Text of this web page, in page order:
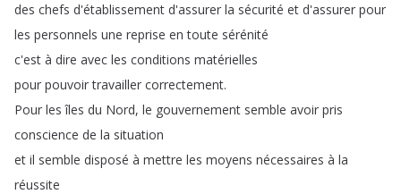
des chefs d'établissement d'assurer la sécurité et d'assurer pour
les personnels une reprise en toute sérénité
c'est à dire avec les conditions matérielles
pour pouvoir travailler correctement.
Pour les îles du Nord, le gouvernement semble avoir pris
conscience de la situation
et il semble disposé à mettre les moyens nécessaires à la
réussite